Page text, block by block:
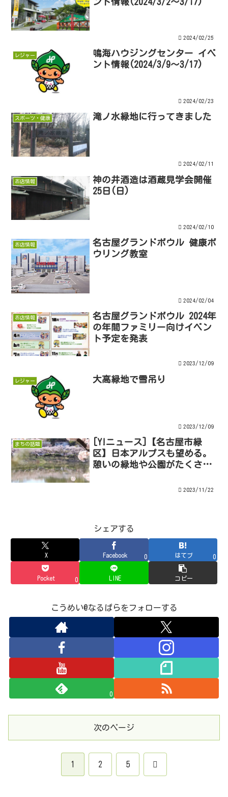
2024/02/25
レジャー
鳴海ハウジングセンター イベ
ント情報(2024/3/9～3/17)
2024/02/23
スポーツ・健康 滝ノ水緑地に行ってきました
2024/02/11
お店情報
神の井酒造は酒蔵見学会開催
25日(日)
2024/02/10
お店情報
名古屋グランドボウル 健康ボ
ウリング教室
2024/02/04
お店情報
名古屋グランドボウル 2024年
の年間ファミリー向けイベン
ト予定を発表
2023/12/09
レジャー 大高緑地で雪吊り
2023/12/09
まちの話題
[Y!ニュース]【名古屋市緑
区】日本アルプスも望める。
憩いの緑地や公園がたくさ
ト」3選(2023/11/21掲載)2023/11/22
シェアする
X Facebook 0 はてブ 0
Pocket 0 LINE コピー
こうめい@なるぱらをフォローする
0
次のページ
1 2 5 次